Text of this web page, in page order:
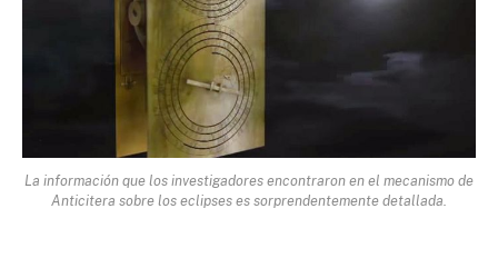
La información que los investigadores encontraron en el mecanismo de
Anticitera sobre los eclipses es sorprendentemente detallada.